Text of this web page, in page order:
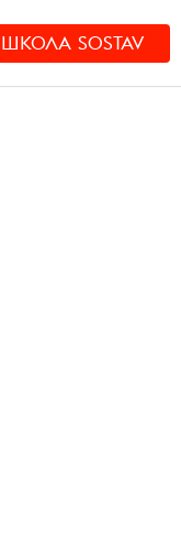
ШКОЛА SOSTAV